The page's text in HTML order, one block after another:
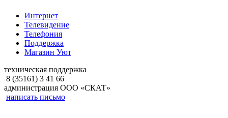
Интернет
Телевидение
Телефония
Поддержка
Магазин Уют
техническая поддержка
8 (35161) 3 41 66
администрация ООО «СКАТ»
написать письмо